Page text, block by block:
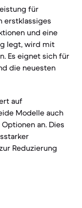
für
erstklassiges
und eine
legt, wird mit
Es eignet sich für
die neuesten
auf
Modelle auch
an. Dies
Reduzierung